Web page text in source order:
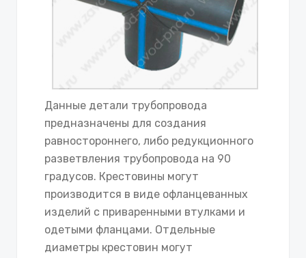
Данные детали трубопровода
предназначены для создания
равностороннего, либо редукционного
разветвления трубопровода на 90
градусов. Крестовины могут
производится в виде офланцеванных
изделий с приваренными втулками и
одетыми фланцами. Отдельные
диаметры крестовин могут